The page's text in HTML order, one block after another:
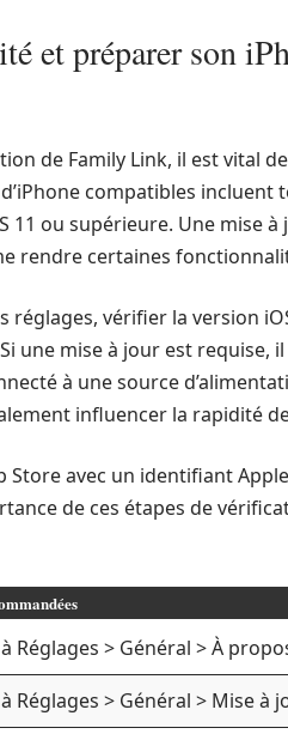
et préparer son
de Family Link, il est vital de
compatibles incluent
11 ou supérieure. Une mise
rendre certaines
vérifier la version
une mise à jour est requise,
à une source
influencer la rapidité
Store avec un identifiant
de ces étapes de
Réglages > Général > À
Réglages > Général > Mise à